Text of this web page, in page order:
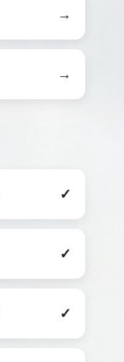
→
→
✓
✓
✓